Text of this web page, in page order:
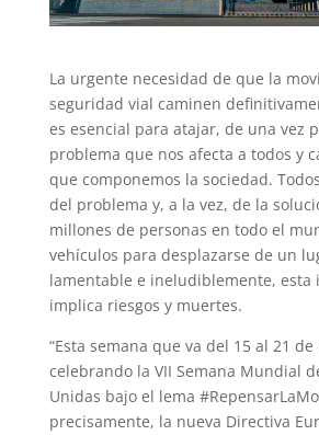
La urgente necesidad de que la
seguridad vial caminen
es esencial para atajar, de una vez
problema que nos afecta a todos y
que componemos la sociedad.
del problema y, a la vez, de la
millones de personas en todo el
vehículos para desplazarse de un
lamentable e ineludiblemente, esta
implica riesgos y muertes.
“Esta semana que va del 15 al 21
celebrando la VII Semana Mundial
Unidas bajo el lema
precisamente, la nueva Directiva